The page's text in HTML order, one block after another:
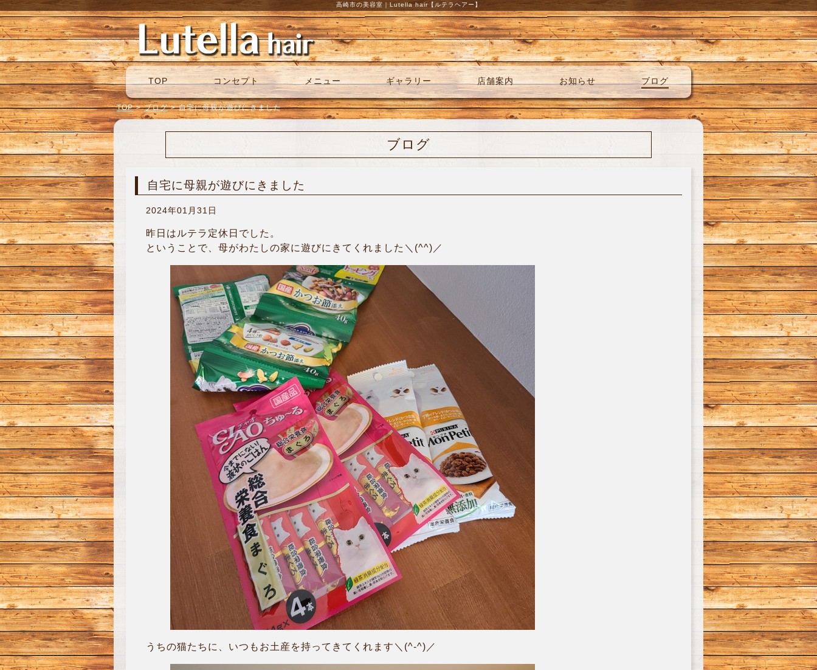
高崎市の美容室｜Lutella hair【ルテラヘアー】
TOP コンセプト メニュー ギャラリー 店舗案内 お知らせ ブログ
TOP > ブログ > 自宅に母親が遊びにきました
ブログ
自宅に母親が遊びにきました
2024年01月31日
昨日はルテラ定休日でした。
ということで、母がわたしの家に遊びにきてくれました＼(^^)／
うちの猫たちに、いつもお土産を持ってきてくれます＼(^-^)／